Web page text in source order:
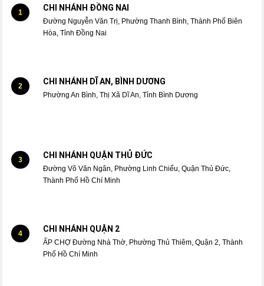
1 CHI NHÁNH ĐỒNG NAI
Đường Nguyễn Văn Trị, Phường Thanh Bình, Thành Phố Biên
Hòa, Tỉnh Đồng Nai
2 CHI NHÁNH DĨ AN, BÌNH DƯƠNG
Phường An Bình, Thị Xã Dĩ An, Tỉnh Bình Dương
3 CHI NHÁNH QUẬN THỦ ĐỨC
Đường Võ Văn Ngân, Phường Linh Chiểu, Quận Thủ Đức,
Thành Phố Hồ Chí Minh
4 CHI NHÁNH QUẬN 2
ẤP CHỢ Đường Nhà Thờ, Phường Thủ Thiêm, Quận 2, Thành
Phố Hồ Chí Minh